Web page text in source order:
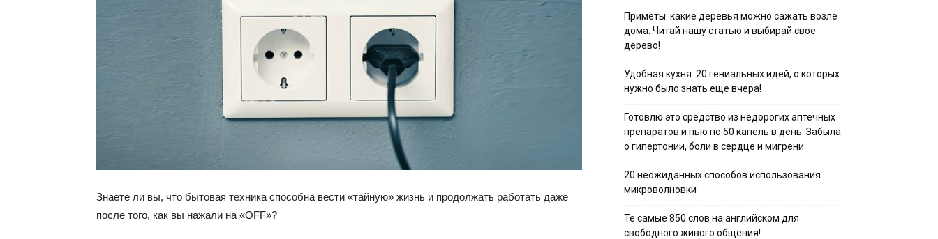
Знаете ли вы, что бытовая техника способна вести «тайную» жизнь и продолжать работать даже
после того, как вы нажали на «OFF»?
Приметы: какие деревья можно сажать возле
дома. Читай нашу статью и выбирай свое
дерево!
Удобная кухня: 20 гениальных идей, о которых
нужно было знать еще вчера!
Готовлю это средство из недорогих аптечных
препаратов и пью по 50 капель в день. Забыла
о гипертонии, боли в сердце и мигрени
20 неожиданных способов использования
микроволновки
Те самые 850 слов на английском для
свободного живого общения!